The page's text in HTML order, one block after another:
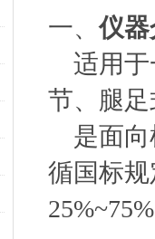
‌一、仪
适用
节、腿
是面
循国标